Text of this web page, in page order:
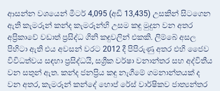
ආසන්න වශයෙන් මීටර් 4,095 (අඩි 13,435) උසකින් සිටගෙන
ඇති කැමරූන් කන්ද කැමරූන්හි උසම කඳු මුදුන වන අතර
අප්‍රිකාවේ වඩාත් ප්‍රසිද්ධ ගිනි කඳුවලින් එකකි. ලිම්බේ අසල
පිහිටා ඇති එය අවසන් වරට 2012 දී පිපිරුණු අතර එහි ජෛව
විවිධත්වය සඳහා ප්‍රසිද්ධයි, සශ්‍රීක වර්ෂා වනාන්තර සහ අද්විතීය
වන සතුන් ඇත. කන්ද ජනප්‍රිය කඳු නැගීමේ ගමනාන්තයක් ද
වන අතර, කැමරූන් කන්දේ හොප් රේස් වාර්ෂිකව ජාත්‍යන්තර